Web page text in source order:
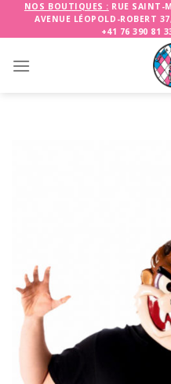
NOS BOUTIQUES : RUE SAINT-
AVENUE LÉOPOLD-ROBERT
+41 76 390 81